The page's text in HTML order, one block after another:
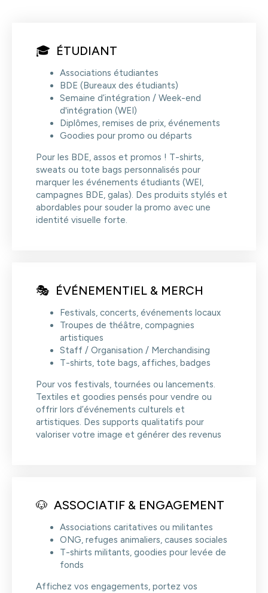
🎓 ÉTUDIANT
Associations étudiantes
BDE (Bureaux des étudiants)
Semaine d’intégration / Week-end
d'intégration (WEI)
Diplômes, remises de prix, événements
Goodies pour promo ou départs
Pour les BDE, assos et promos ! T-shirts,
sweats ou tote bags personnalisés pour
marquer les événements étudiants (WEI,
campagnes BDE, galas). Des produits stylés et
abordables pour souder la promo avec une
identité visuelle forte.
🎭 ÉVÉNEMENTIEL & MERCH
Festivals, concerts, événements locaux
Troupes de théâtre, compagnies
artistiques
Staff / Organisation / Merchandising
T-shirts, tote bags, affiches, badges
Pour vos festivals, tournées ou lancements.
Textiles et goodies pensés pour vendre ou
offrir lors d’événements culturels et
artistiques. Des supports qualitatifs pour
valoriser votre image et générer des revenus
🐶 ASSOCIATIF & ENGAGEMENT
Associations caritatives ou militantes
ONG, refuges animaliers, causes sociales
T-shirts militants, goodies pour levée de
fonds
Affichez vos engagements, portez vos